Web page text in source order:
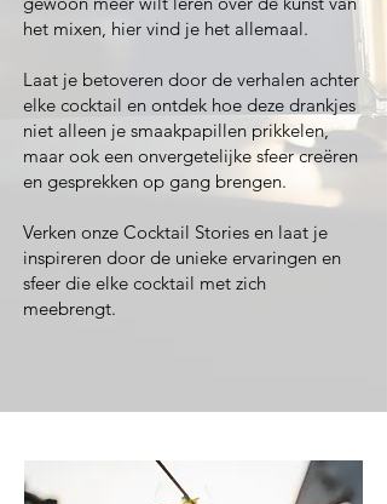
het mixen, hier vind je het allemaal.
Laat je betoveren door de verhalen achter
elke cocktail en ontdek hoe deze drankjes
niet alleen je smaakpapillen prikkelen,
maar ook een onvergetelijke sfeer creëren
en gesprekken op gang brengen.
Verken onze Cocktail Stories en laat je
inspireren door de unieke ervaringen en
sfeer die elke cocktail met zich
meebrengt.